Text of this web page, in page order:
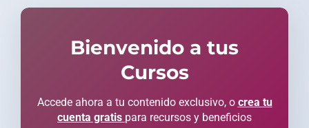
Bienvenido a tus
Cursos
Accede ahora a tu contenido exclusivo, o crea tu
cuenta gratis para recursos y beneficios